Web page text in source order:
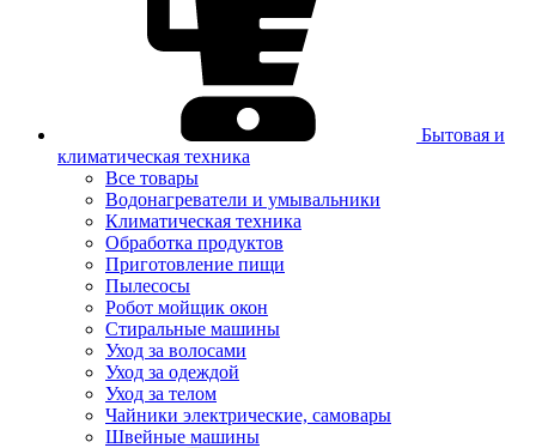
Бытовая и
климатическая техника
Все товары
Водонагреватели и умывальники
Климатическая техника
Обработка продуктов
Приготовление пищи
Пылесосы
Робот мойщик окон
Стиральные машины
Уход за волосами
Уход за одеждой
Уход за телом
Чайники электрические, самовары
Швейные машины